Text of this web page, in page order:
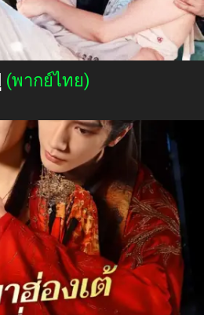
(พากย์ไทย)